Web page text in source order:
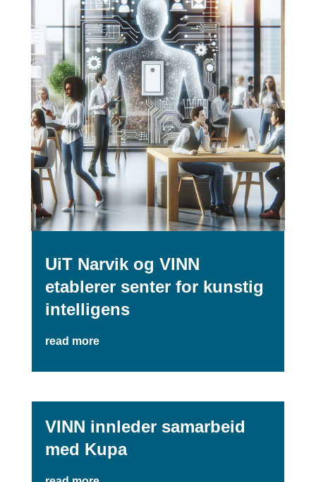
UiT Narvik og VINN
etablerer senter for kunstig
intelligens
read more
VINN innleder samarbeid
med Kupa